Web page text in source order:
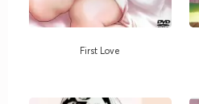
First Love